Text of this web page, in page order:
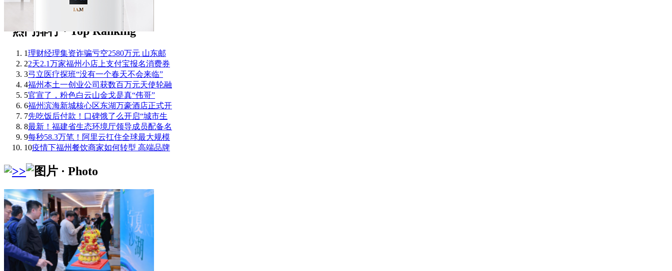
1理财经理集资诈骗亏空2580万元 山东邮
22天2.1万家福州小店上支付宝报名消费券
3弓立医疗探班“没有一个春天不会来临”
4福州本土一创业公司获数百万元天使轮融
5官宣了，粉色白云山金戈是真“伟哥”
6福州滨海新城核心区东湖万豪酒店正式开
7先吃饭后付款！口碑饿了么开启“城市生
8最新！福建省生态环境厅领导成员配备名
9每秒58.3万笔！阿里云扛住全球最大规模
10疫情下福州餐饮商家如何转型 高端品牌